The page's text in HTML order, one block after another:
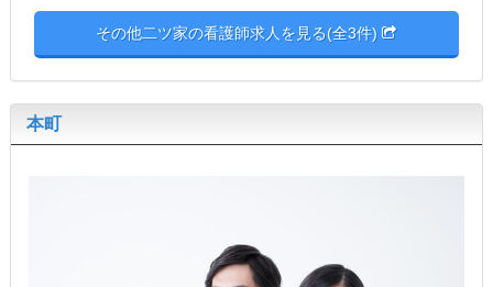
その他二ツ家の看護師求人を見る(全3件)
本町